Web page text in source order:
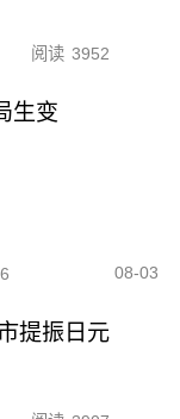
阅读 3952
生变
08-03
提振日元